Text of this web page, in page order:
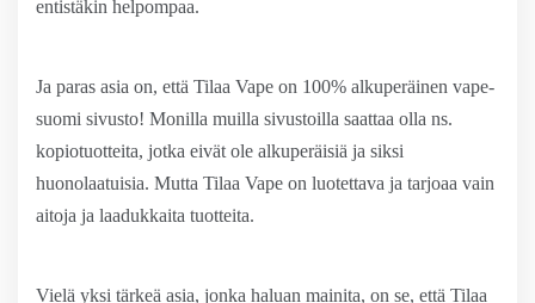
entistäkin helpompaa.
Ja paras asia on, että Tilaa Vape on 100% alkuperäinen vape-
suomi sivusto! Monilla muilla sivustoilla saattaa olla ns.
kopiotuotteita, jotka eivät ole alkuperäisiä ja siksi
huonolaatuisia. Mutta Tilaa Vape on luotettava ja tarjoaa vain
aitoja ja laadukkaita tuotteita.
Vielä yksi tärkeä asia, jonka haluan mainita, on se, että Tilaa